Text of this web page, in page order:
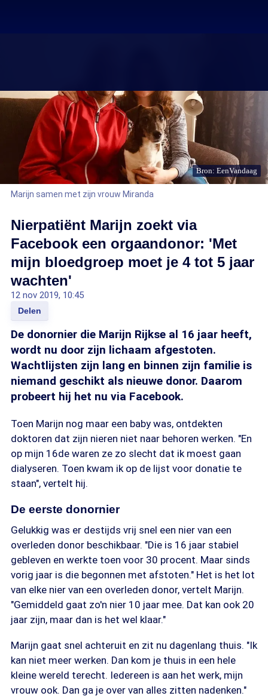
Bron: EenVandaag
Marijn samen met zijn vrouw Miranda
Nierpatiënt Marijn zoekt via
Facebook een orgaandonor: 'Met
mijn bloedgroep moet je 4 tot 5 jaar
wachten'
12 nov 2019, 10:45
Delen
De donornier die Marijn Rijkse al 16 jaar heeft,
wordt nu door zijn lichaam afgestoten.
Wachtlijsten zijn lang en binnen zijn familie is
niemand geschikt als nieuwe donor. Daarom
probeert hij het nu via Facebook.
Toen Marijn nog maar een baby was, ontdekten
doktoren dat zijn nieren niet naar behoren werken. "En
op mijn 16de waren ze zo slecht dat ik moest gaan
dialyseren. Toen kwam ik op de lijst voor donatie te
staan", vertelt hij.
De eerste donornier
Gelukkig was er destijds vrij snel een nier van een
overleden donor beschikbaar. "Die is 16 jaar stabiel
gebleven en werkte toen voor 30 procent. Maar sinds
vorig jaar is die begonnen met afstoten." Het is het lot
van elke nier van een overleden donor, vertelt Marijn.
"Gemiddeld gaat zo'n nier 10 jaar mee. Dat kan ook 20
jaar zijn, maar dan is het wel klaar."
Marijn gaat snel achteruit en zit nu dagenlang thuis. "Ik
kan niet meer werken. Dan kom je thuis in een hele
kleine wereld terecht. Iedereen is aan het werk, mijn
vrouw ook. Dan ga je over van alles zitten nadenken."